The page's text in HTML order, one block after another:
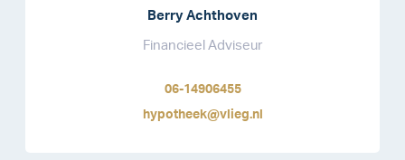
Berry Achthoven
Financieel Adviseur
06-14906455
hypotheek@vlieg.nl